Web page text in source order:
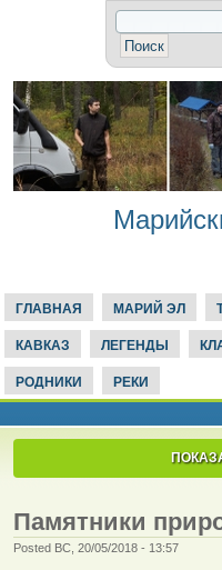
ГЛАВНАЯ МАРИЙ ЭЛ
КАВКАЗ ЛЕГЕНДЫ
РОДНИКИ РЕКИ
Памятники
Posted ВС, 20/05/2018 - 13:57